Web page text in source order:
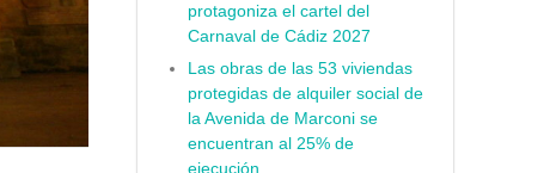
protagoniza el cartel del
Carnaval de Cádiz 2027
Las obras de las 53 viviendas
protegidas de alquiler social de
la Avenida de Marconi se
encuentran al 25% de
ejecución